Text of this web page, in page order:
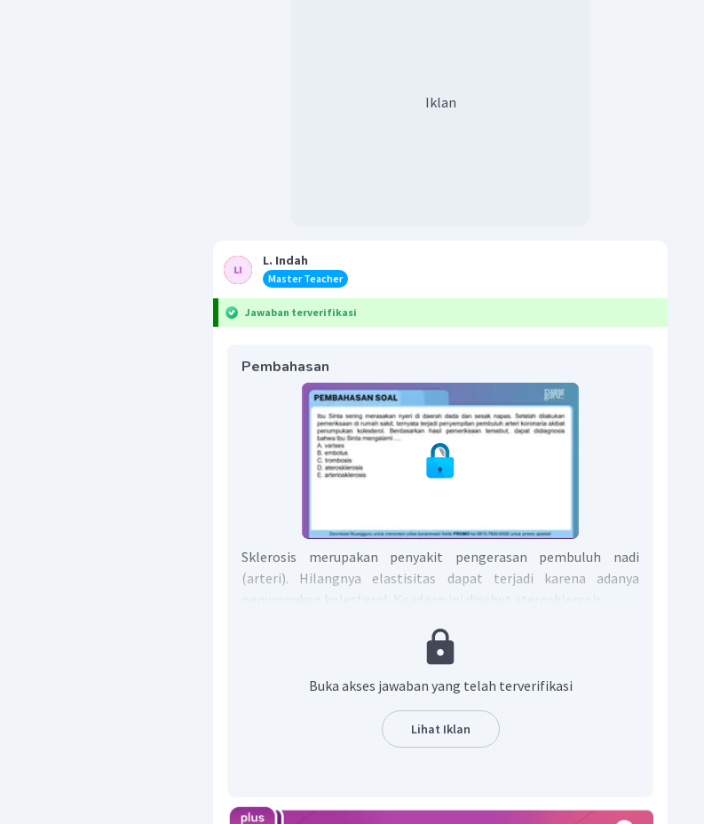
Iklan
L. Indah
Master Teacher
Jawaban terverifikasi
Pembahasan
Sklerosis merupakan penyakit pengerasan pembuluh nadi
(arteri). Hilangnya elastisitas dapat terjadi karena adanya
penumpukan kolesterol. Keadaan ini disebut aterosklerosis.
Buka akses jawaban yang telah terverifikasi
Lihat Iklan